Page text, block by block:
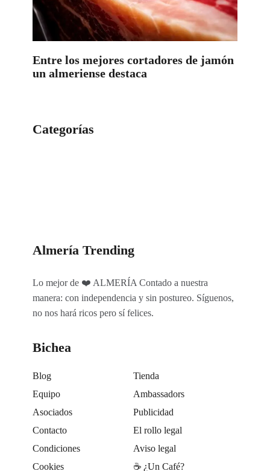
Entre los mejores cortadores de jamón
un almeriense destaca
Categorías
Almería Trending
Lo mejor de ❤️ ALMERÍA Contado a nuestra
manera: con independencia y sin postureo. Síguenos,
no nos hará ricos pero sí felices.
Bichea
Blog
Tienda
Equipo
Ambassadors
Asociados
Publicidad
Contacto
El rollo legal
Condiciones
Aviso legal
Cookies
☕️ ¿Un Café?